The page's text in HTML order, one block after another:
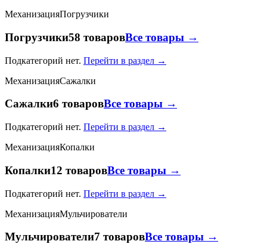
МеханизацияПогрузчики
Погрузчики58 товаровВсе товары →
Подкатегорий нет. Перейти в раздел →
МеханизацияСажалки
Сажалки6 товаровВсе товары →
Подкатегорий нет. Перейти в раздел →
МеханизацияКопалки
Копалки12 товаровВсе товары →
Подкатегорий нет. Перейти в раздел →
МеханизацияМульчирователи
Мульчирователи7 товаровВсе товары →